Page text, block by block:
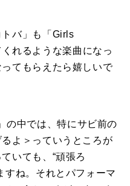
バ」も「 Girls
れるような楽曲になっ
てもらえたら嬉しいで
」の中では、特にサビ前の
よ＞っていうところが
いても、“頑張ろ
すね。それとパフォーマ